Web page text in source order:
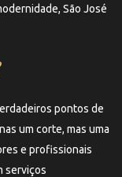
São José
pontos de
um corte, mas uma
e profissionais
serviços